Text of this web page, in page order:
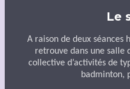
Le
A raison de deux séances
retrouve dans une salle
collective d’activités de
badminton,